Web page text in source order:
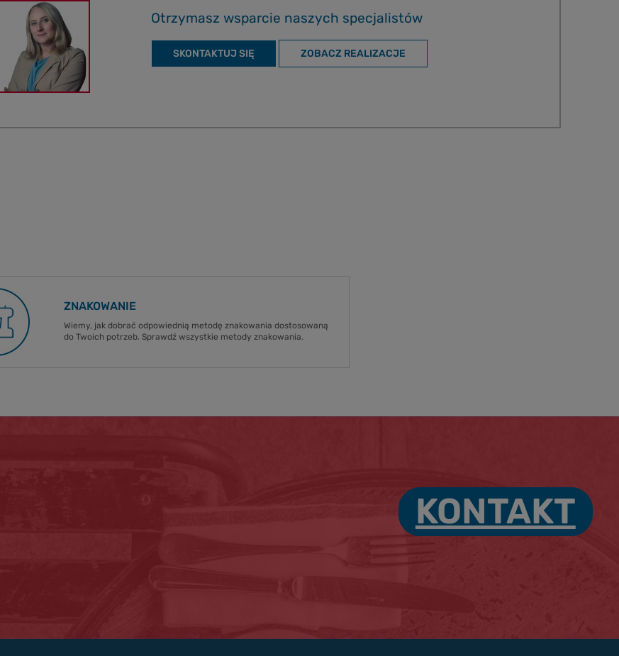
Otrzymasz wsparcie naszych specjalistów
SKONTAKTUJ SIĘ ZOBACZ REALIZACJE
ZNAKOWANIE
Wiemy, jak dobrać odpowiednią metodę znakowania dostosowaną
do Twoich potrzeb. Sprawdź wszystkie metody znakowania.
KONTAKT